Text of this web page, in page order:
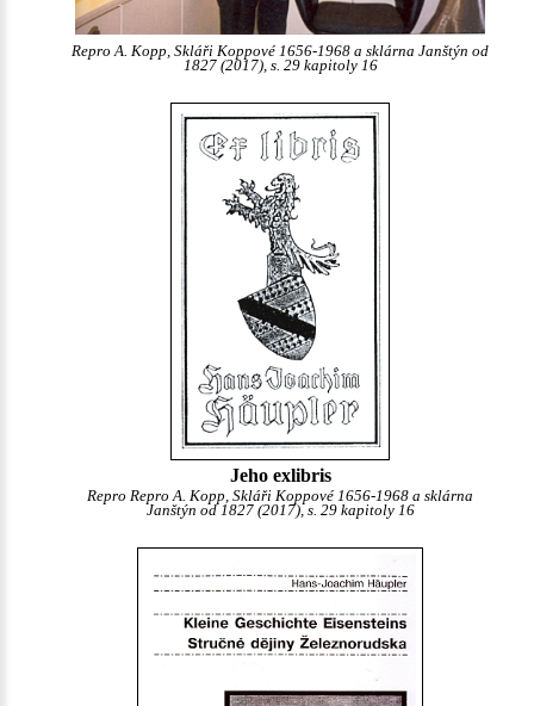
Repro A. Kopp, Skláři Koppové 1656-1968 a sklárna Janštýn od
1827 (2017), s. 29 kapitoly 16
Jeho exlibris
Repro Repro A. Kopp, Skláři Koppové 1656-1968 a sklárna
Janštýn od 1827 (2017), s. 29 kapitoly 16